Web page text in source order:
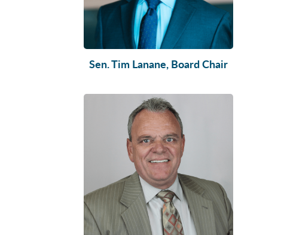
Sen. Tim Lanane, Board Chair